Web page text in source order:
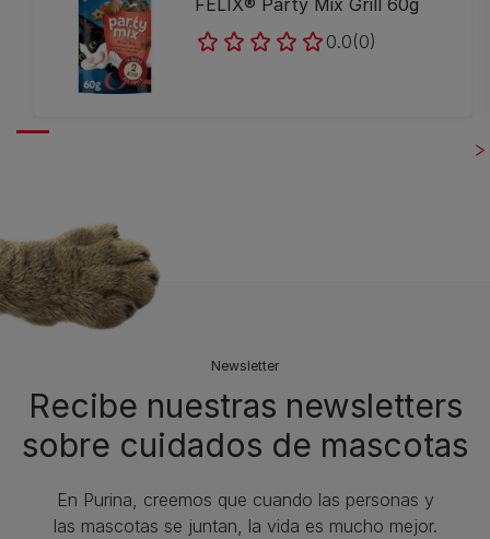
0.0(0)
Newsletter
Recibe nuestras newsletters
sobre cuidados de mascotas​
En Purina, creemos que cuando las personas y
las mascotas se juntan, la vida es mucho mejor.